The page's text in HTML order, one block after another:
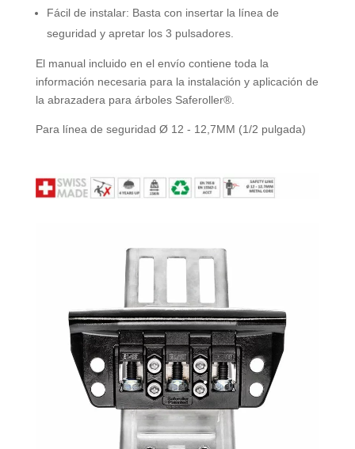
Fácil de instalar: Basta con insertar la línea de
seguridad y apretar los 3 pulsadores.
El manual incluido en el envío contiene toda la
información necesaria para la instalación y aplicación de
la abrazadera para árboles Saferoller®.
Para línea de seguridad Ø 12 - 12,7MM (1/2 pulgada)